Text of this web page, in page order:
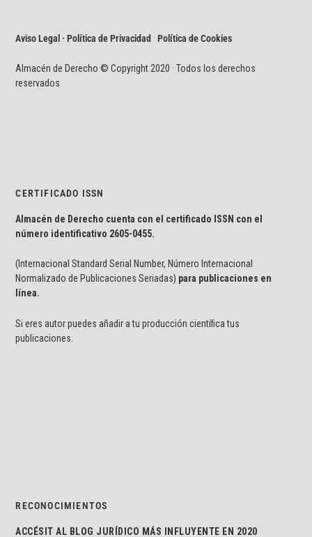
Aviso Legal · Política de Privacidad ·Política de Cookies
Almacén de Derecho © Copyright 2020 · Todos los derechos
reservados
CERTIFICADO ISSN
Almacén de Derecho cuenta con el certificado ISSN con el
número identificativo 2605-0455.
(Internacional Standard Serial Number, Número Internacional
Normalizado de Publicaciones Seriadas) para publicaciones en
línea.
Si eres autor puedes añadir a tu producción científica tus
publicaciones.
RECONOCIMIENTOS
ACCÉSIT AL BLOG JURÍDICO MÁS INFLUYENTE EN 2020